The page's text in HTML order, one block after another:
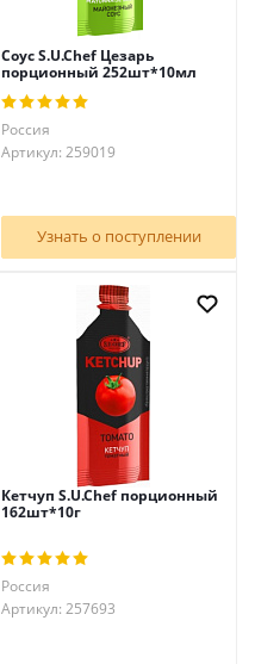
Соус S.U.Chef Цезарь
порционный 252шт*10мл
Россия
Артикул: 259019
Узнать о поступлении
Кетчуп S.U.Chef порционный
162шт*10г
Россия
Артикул: 257693